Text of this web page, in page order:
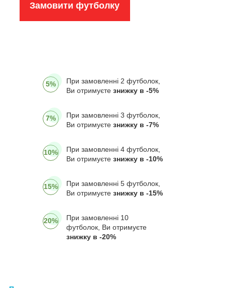
Замовити футболку
5%
При замовленні 2 футболок,
Ви отримуєте знижку в -5%
7%
При замовленні 3 футболок,
Ви отримуєте знижку в -7%
10%
При замовленні 4 футболок,
Ви отримуєте знижку в -10%
15%
При замовленні 5 футболок,
Ви отримуєте знижку в -15%
20%
При замовленні 10
футболок, Ви отримуєте
знижку в -20%